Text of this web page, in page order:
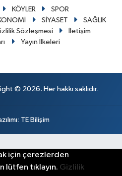
KÖYLER
SPOR
SİYASET
SAĞLIK
Sözleşmesi
İletişim
Yayın İlkeleri
© 2026. Her hakkı saklıdır.
: TE Bilişim
için çerezlerden
lütfen tıklayın. Gizlilik